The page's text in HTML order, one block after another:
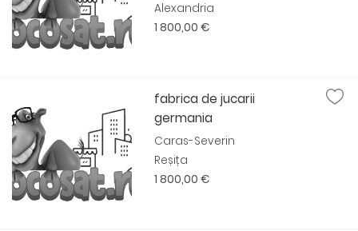
Alexandria
1 800,00 €
fabrica de jucarii
germania
Caras-Severin
Reșița
1 800,00 €